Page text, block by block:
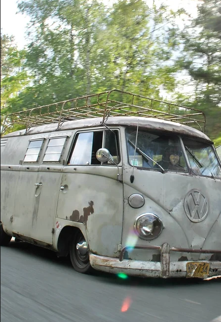
Ça commence souvent
discutent et refont le
vient l’idée de grandir, de
et sera nommée «